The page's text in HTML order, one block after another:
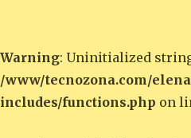
Warning: Uninitialized
/www/tecnozona.com/
includes/functions.php on